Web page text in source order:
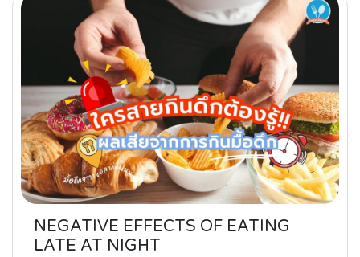
NEGATIVE EFFECTS OF EATING
LATE AT NIGHT